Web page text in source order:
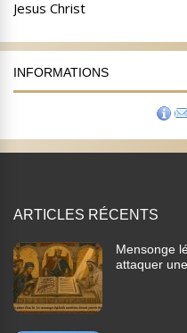
INFORMATIONS
ARTICLES RÉCENTS
Mensonge
attaquer